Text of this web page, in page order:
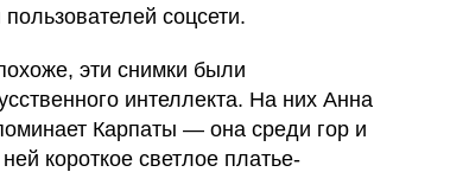
соцсети.
эти снимки были
интеллекта. На них Анна
Карпаты — она среди гор и
короткое светлое платье-